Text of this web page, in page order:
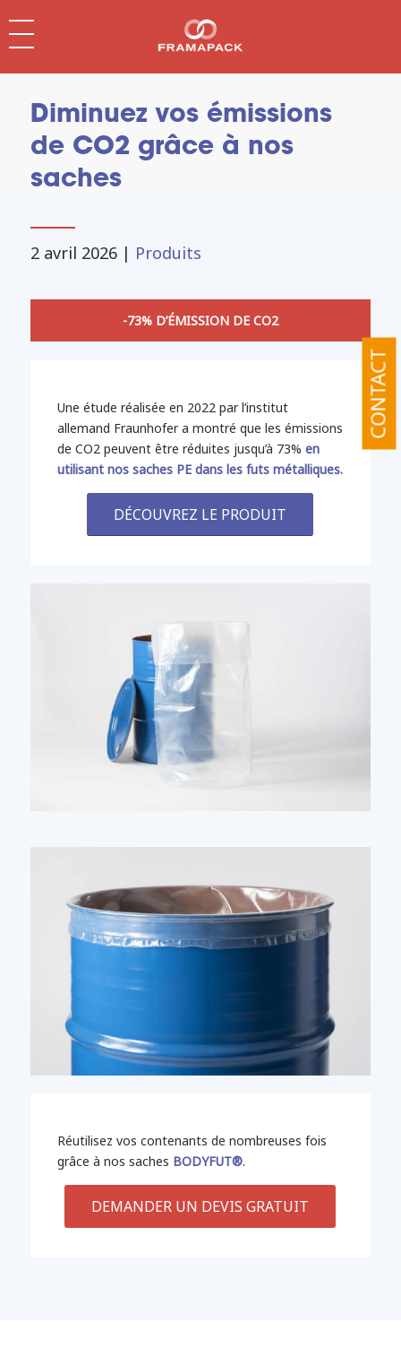
CONTACT
Diminuez vos émissions
de CO2 grâce à nos
saches
2 avril 2026 | Produits
-73% D’ÉMISSION DE CO2
Une étude réalisée en 2022 par l’institut
allemand Fraunhofer a montré que les émissions
de CO2 peuvent être réduites jusqu’à 73% en
utilisant nos saches PE dans les futs métalliques.
DÉCOUVREZ LE PRODUIT
Réutilisez vos contenants de nombreuses fois
grâce à nos saches BODYFUT®.
DEMANDER UN DEVIS GRATUIT